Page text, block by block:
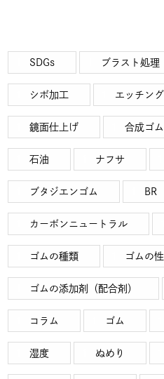
SDGs ブラスト処理
シボ加工 エッチング
鏡面仕上げ 合成ゴム
石油 ナフサ
ブタジエンゴム BR
カーボンニュートラル
ゴムの種類 ゴムの
ゴムの添加剤（配合剤）
コラム ゴム
湿度 ぬめり